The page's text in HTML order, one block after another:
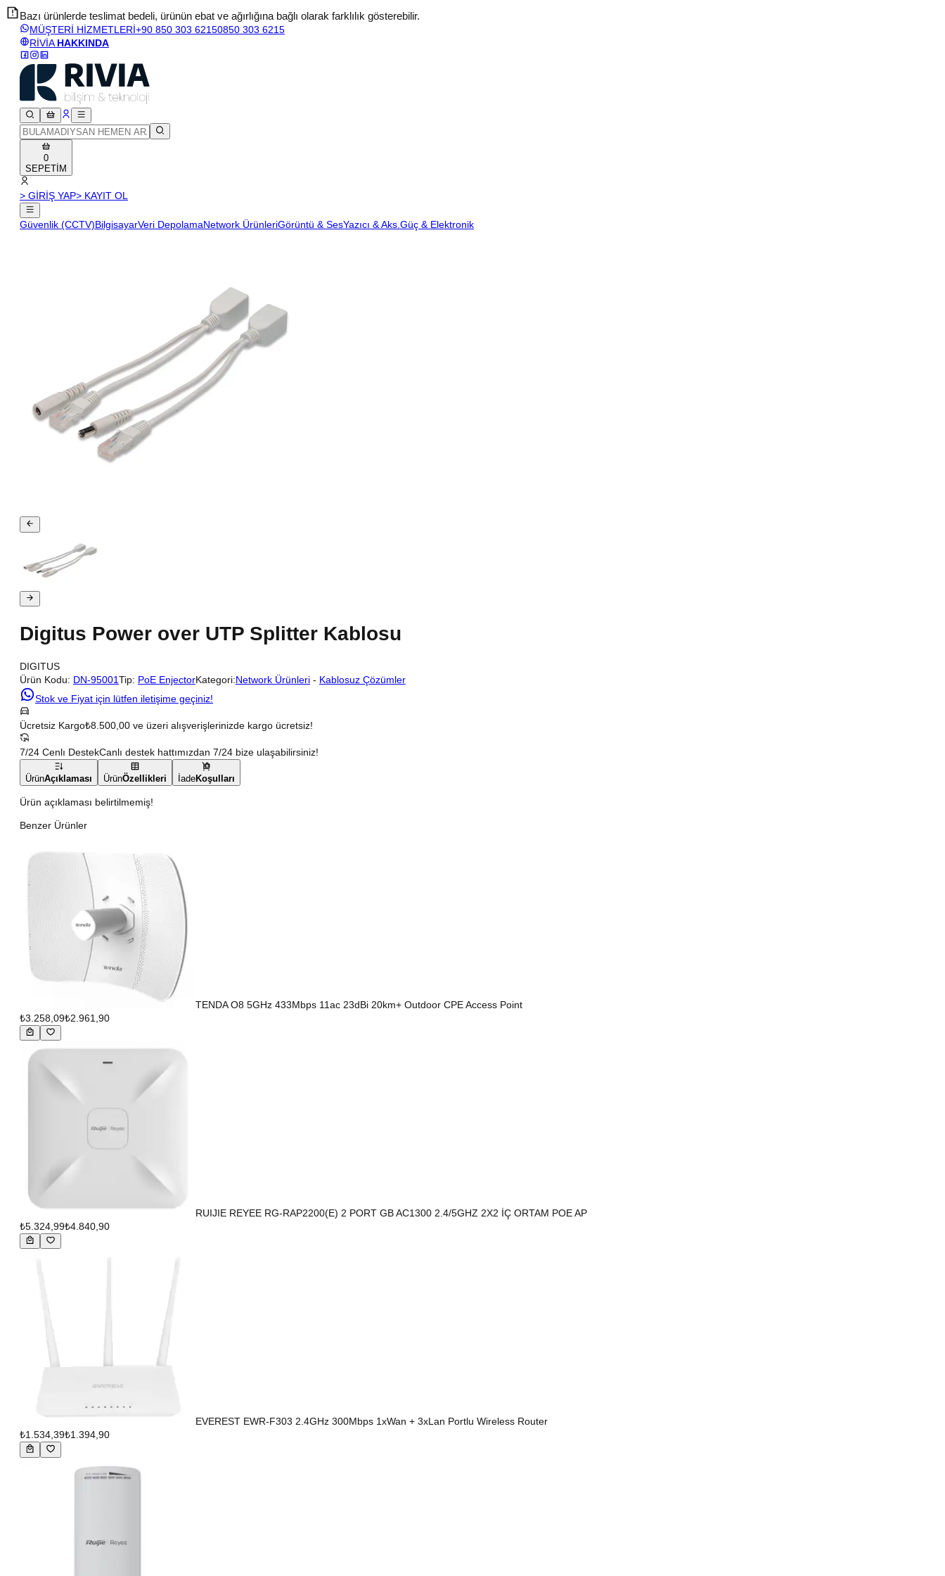
Bazı ürünlerde teslimat bedeli, ürünün ebat ve ağırlığına bağlı olarak farklılık gösterebilir.
MÜŞTERİ HİZMETLERİ+90 850 303 62150850 303 6215
RİVİA HAKKINDA
0
SEPETİM
> GİRİŞ YAP> KAYIT OL
Güvenlik (CCTV)BilgisayarVeri DepolamaNetwork ÜrünleriGörüntü & SesYazıcı & Aks.Güç & Elektronik
Digitus Power over UTP Splitter Kablosu
DIGITUS
Ürün Kodu: DN-95001Tip: PoE EnjectorKategori:Network Ürünleri - Kablosuz Çözümler
Stok ve Fiyat için lütfen iletişime geçiniz!
Ücretsiz Kargo₺8.500,00 ve üzeri alışverişlerinizde kargo ücretsiz!
7/24 Cenlı DestekCanlı destek hattımızdan 7/24 bize ulaşabilirsiniz!
ÜrünAçıklaması ÜrünÖzellikleri İadeKoşulları
Ürün açıklaması belirtilmemiş!
Benzer Ürünler
TENDA O8 5GHz 433Mbps 11ac 23dBi 20km+ Outdoor CPE Access Point
₺3.258,09₺2.961,90
RUIJIE REYEE RG-RAP2200(E) 2 PORT GB AC1300 2.4/5GHZ 2X2 İÇ ORTAM POE AP
₺5.324,99₺4.840,90
EVEREST EWR-F303 2.4GHz 300Mbps 1xWan + 3xLan Portlu Wireless Router
₺1.534,39₺1.394,90